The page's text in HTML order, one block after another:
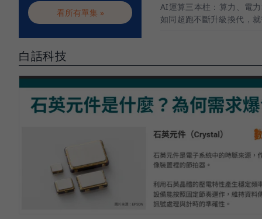
看所有單集 »
AI運算三本柱：算力、電
如同超跑不斷升級換代，
白話科技